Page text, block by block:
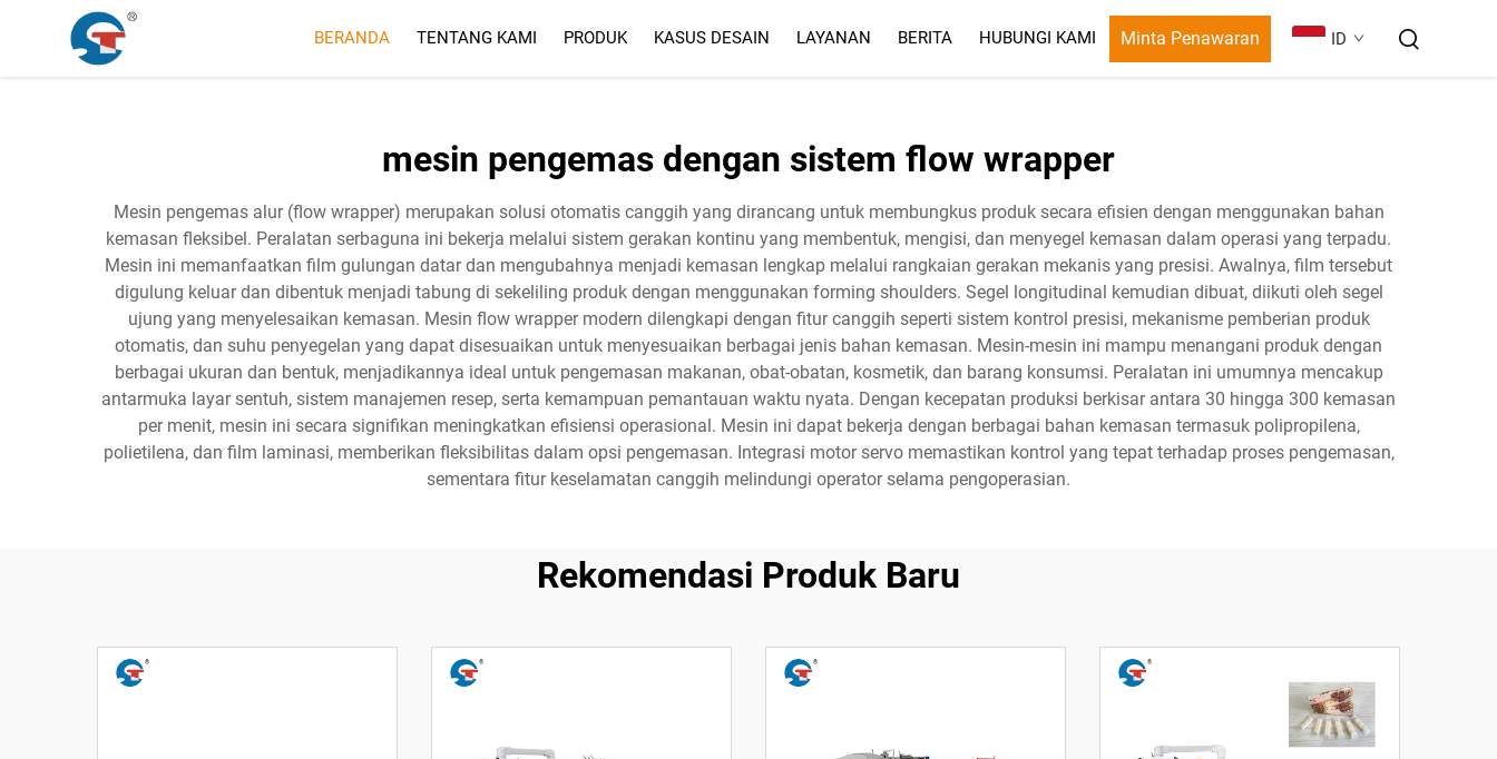
BERANDA TENTANG KAMI PRODUK KASUS DESAIN LAYANAN BERITA HUBUNGI KAMI Minta Penawaran ID
mesin pengemas dengan sistem flow wrapper
Mesin pengemas alur (flow wrapper) merupakan solusi otomatis canggih yang dirancang untuk membungkus produk secara efisien dengan menggunakan bahan
kemasan fleksibel. Peralatan serbaguna ini bekerja melalui sistem gerakan kontinu yang membentuk, mengisi, dan menyegel kemasan dalam operasi yang terpadu.
Mesin ini memanfaatkan film gulungan datar dan mengubahnya menjadi kemasan lengkap melalui rangkaian gerakan mekanis yang presisi. Awalnya, film tersebut
digulung keluar dan dibentuk menjadi tabung di sekeliling produk dengan menggunakan forming shoulders. Segel longitudinal kemudian dibuat, diikuti oleh segel
ujung yang menyelesaikan kemasan. Mesin flow wrapper modern dilengkapi dengan fitur canggih seperti sistem kontrol presisi, mekanisme pemberian produk
otomatis, dan suhu penyegelan yang dapat disesuaikan untuk menyesuaikan berbagai jenis bahan kemasan. Mesin-mesin ini mampu menangani produk dengan
berbagai ukuran dan bentuk, menjadikannya ideal untuk pengemasan makanan, obat-obatan, kosmetik, dan barang konsumsi. Peralatan ini umumnya mencakup
antarmuka layar sentuh, sistem manajemen resep, serta kemampuan pemantauan waktu nyata. Dengan kecepatan produksi berkisar antara 30 hingga 300 kemasan
per menit, mesin ini secara signifikan meningkatkan efisiensi operasional. Mesin ini dapat bekerja dengan berbagai bahan kemasan termasuk polipropilena,
polietilena, dan film laminasi, memberikan fleksibilitas dalam opsi pengemasan. Integrasi motor servo memastikan kontrol yang tepat terhadap proses pengemasan,
sementara fitur keselamatan canggih melindungi operator selama pengoperasian.
Rekomendasi Produk Baru